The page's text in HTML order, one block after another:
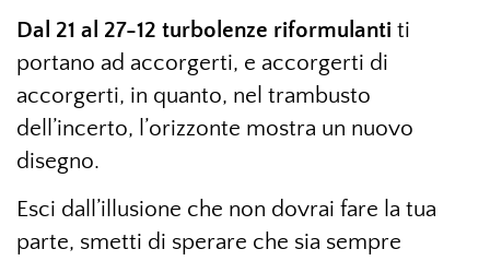
Dal 21 al 27-12 turbolenze riformulanti ti
portano ad accorgerti, e accorgerti di
accorgerti, in quanto, nel trambusto
dell’incerto, l’orizzonte mostra un nuovo
disegno.
Esci dall’illusione che non dovrai fare la tua
parte, smetti di sperare che sia sempre